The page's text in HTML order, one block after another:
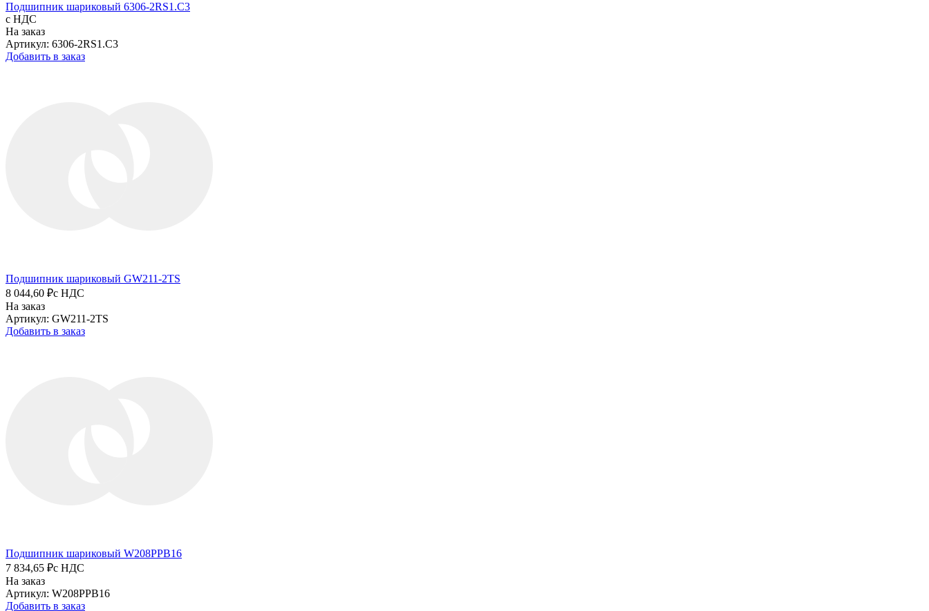
Подшипник шариковый 6306-2RS1.C3
с НДС
На заказ
Артикул: 6306-2RS1.C3
Добавить в заказ
Подшипник шариковый GW211-2TS
8 044,60 ₽с НДС
На заказ
Артикул: GW211-2TS
Добавить в заказ
Подшипник шариковый W208PPB16
7 834,65 ₽с НДС
На заказ
Артикул: W208PPB16
Добавить в заказ